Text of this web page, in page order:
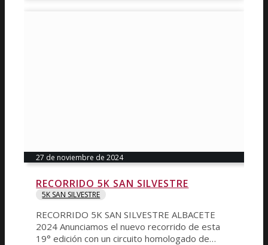
RECORRIDO 5K SAN SILVESTRE
5K SAN SILVESTRE
RECORRIDO 5K SAN SILVESTRE ALBACETE
2024 Anunciamos el nuevo recorrido de esta
19° edición con un circuito homologado de…
27 de noviembre de 2024